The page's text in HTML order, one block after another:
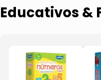
Educativos &